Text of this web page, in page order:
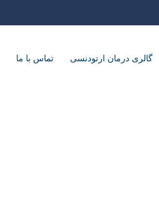
گالری درمان ارتودنسی تماس با ما